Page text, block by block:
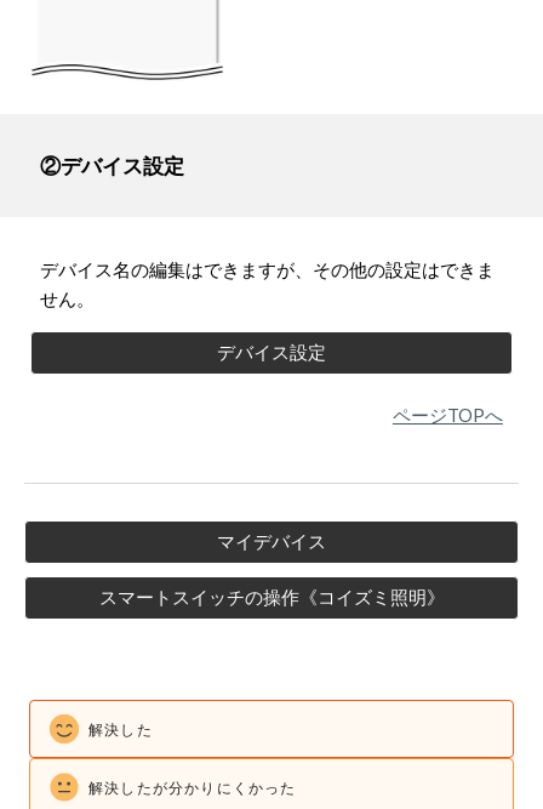
②デバイス設定
デバイス名の編集はできますが、その他の設定はできま
せん。
デバイス設定
ページTOPへ
マイデバイス
スマートスイッチの操作《コイズミ照明》
解決した
解決したが分かりにくかった